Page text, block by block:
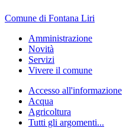
Comune di Fontana Liri
Amministrazione
Novità
Servizi
Vivere il comune
Accesso all'informazione
Acqua
Agricoltura
Tutti gli argomenti...